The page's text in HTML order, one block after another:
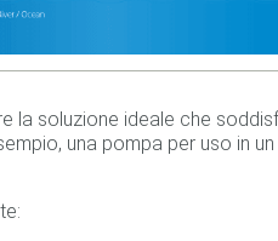
la soluzione ideale che
una pompa per uso in